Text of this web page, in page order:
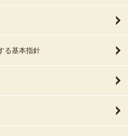
る基本指針